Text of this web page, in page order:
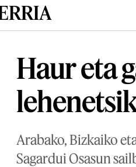
Haur eta
Arabako, Bizkaiko
Sagardui Osasun